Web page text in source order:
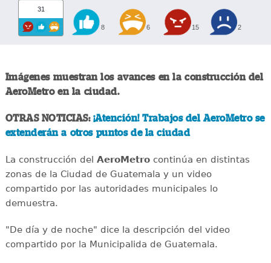
31
8 6 15 2
Imágenes muestran los avances en la construcción del
AeroMetro en la ciudad.
OTRAS NOTICIAS: ¡Atención! Trabajos del AeroMetro se
extenderán a otros puntos de la ciudad
La construcción del AeroMetrocontinúa en distintas
zonas de la Ciudad de Guatemala y un video
compartido por las autoridades municipales lo
demuestra.
"De día y de noche" dice la descripción del video
compartido por la Municipalida de Guatemala.